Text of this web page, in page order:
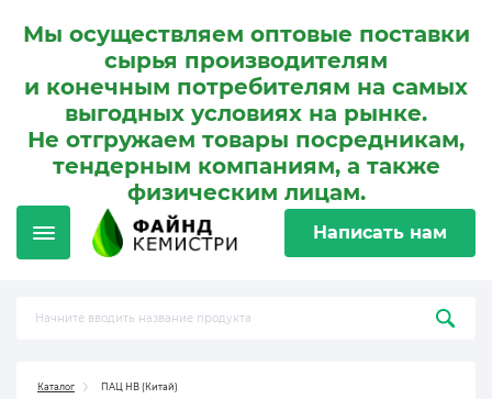
Мы осуществляем оптовые поставки
сырья производителям
и конечным потребителям на самых
выгодных условиях на рынке.
Не отгружаем товары посредникам,
тендерным компаниям, а также
физическим лицам.
Написать нам
Каталог ПАЦ НВ (Китай)